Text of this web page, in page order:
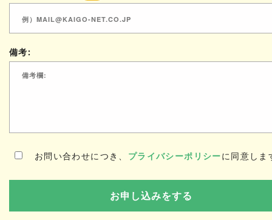
備考:
お問い合わせにつき、 プライバシーポリシーに同意しま